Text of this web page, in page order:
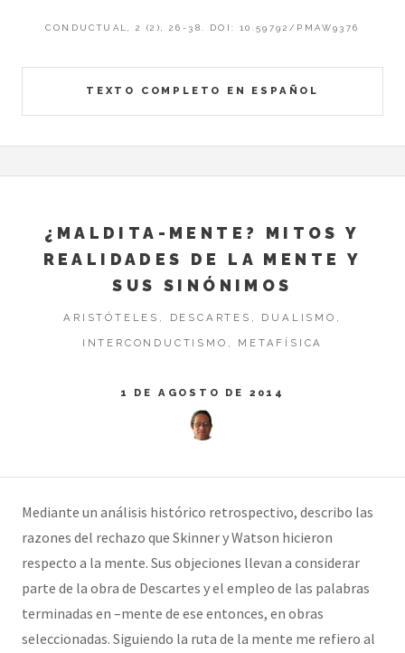
TEXTO COMPLETO EN ESPAÑOL
CONDUCTUAL, 2 (2), 26-38. DOI: 10.59792/PMAW9376
¿MALDITA-MENTE? MITOS Y
REALIDADES DE LA MENTE Y
SUS SINÓNIMOS
ARISTÓTELES, DESCARTES, DUALISMO,
INTERCONDUCTISMO, METAFÍSICA
1 DE AGOSTO DE 2014
Mediante un análisis histórico retrospectivo, describo las
razones del rechazo que Skinner y Watson hicieron
respecto a la mente. Sus objeciones llevan a considerar
parte de la obra de Descartes y el empleo de las palabras
terminadas en –mente de ese entonces, en obras
seleccionadas. Siguiendo la ruta de la mente me refiero al